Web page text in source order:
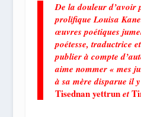
De la douleur d’avoir
prolifique Louisa
œuvres poétiques
poétesse, traductrice
publier à compte
aime nommer « mes
à sa mère disparue il
Tisednan yettrunet